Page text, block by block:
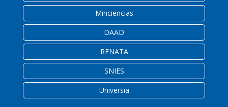
Minciencias
DAAD
RENATA
SNIES
Universia